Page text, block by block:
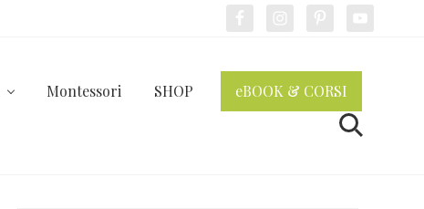
Montessori SHOP eBOOK & CORSI
Cerca